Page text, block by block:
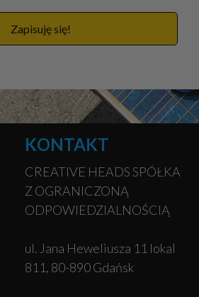
Zapisuję się!
KONTAKT
CREATIVE HEADS SPÓŁKA
Z OGRANICZONĄ
ODPOWIEDZIALNOŚCIĄ
ul. Jana Heweliusza 11 lokal
811, 80-890 Gdańsk